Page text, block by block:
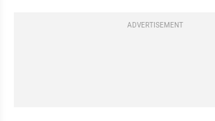
ADVERTISEMENT